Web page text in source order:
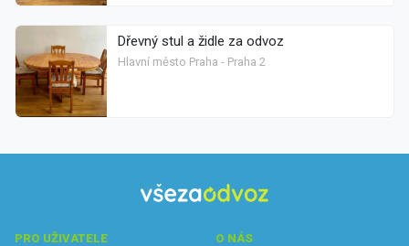
Dřevný stul a židle za odvoz
Hlavní město Praha - Praha 2
PRO UŽIVATELE
O NÁS